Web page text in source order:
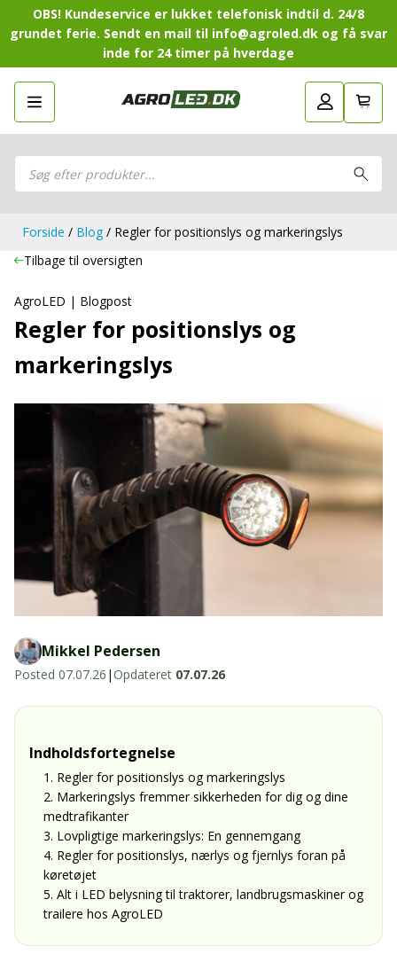
OBS! Kundeservice er lukket telefonisk indtil d. 24/8
grundet ferie. Sendt en mail til info@agroled.dk og få svar
inde for 24 timer på hverdage
Products
search
LED-Guide
Sammensæt din egen LED-pakke.
LED-arbejdslamper
LED-barer og fjernlys
LED-baglygter
LED-Positionslys og markeringslys
LED-slingrelygter
LED-Belysningssæt
LED-sprøjtebelysning
LED-fordelspakker til traktorer
Stik, kabelbindere og relæer til traktor
og landbrug
Agroled Blog
FAQs – Ofte stillede spørgsmål
Kontakt-old
72177776
info@agroled.dk
Gå tilbage
LED-
Sammensæt din egen LED-
LED-arbejdslamper
LED-barer og fjernlys
LED-baglygter
LED-rotorblink og blitzblink
LED-slingrelygter
LED-Belysningssæt
LED-sprøjtebelysning
LED-fordelspakker til traktorer
LED-armaturer og LED-værkstedslys
Stik, kabelbindere og relæer til traktor og
landbrug
Forside / Blog / Regler for positionslys og markeringslys
Tilbage til oversigten
AgroLED | Blogpost
Regler for positionslys og
markeringslys
Mikkel Pedersen
Posted 07.07.26 |Opdateret 07.07.26
Indholdsfortegnelse
1. Regler for positionslys og markeringslys
2. Markeringslys fremmer sikkerheden for dig og dine
medtrafikanter
3. Lovpligtige markeringslys: En gennemgang
4. Regler for positionslys, nærlys og fjernlys foran på
køretøjet
5. Alt i LED belysning til traktorer, landbrugsmaskiner og
trailere hos AgroLED